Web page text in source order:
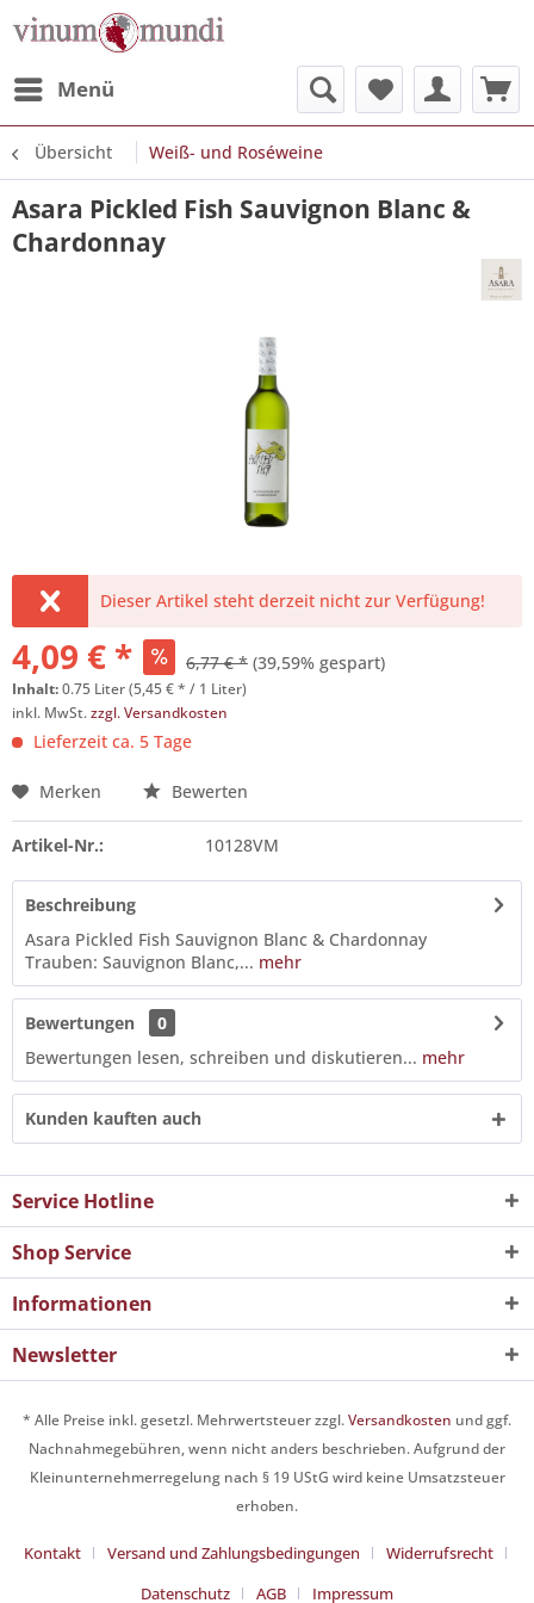
Menü
Übersicht Weiß- und Roséweine
Asara Pickled Fish Sauvignon Blanc &
Chardonnay
Dieser Artikel steht derzeit nicht zur Verfügung!
4,09 € * 6,77 € * (39,59% gespart)
Inhalt:0.75 Liter (5,45 € * / 1 Liter)
inkl. MwSt.zzgl. Versandkosten
Lieferzeit ca. 5 Tage
Merken Bewerten
Artikel-Nr.: 10128VM
Beschreibung
Asara Pickled Fish Sauvignon Blanc & Chardonnay
Trauben: Sauvignon Blanc,... mehr
Bewertungen
0
Bewertungen lesen, schreiben und diskutieren... mehr
Kunden kauften auch
Service Hotline
Shop Service
Informationen
Newsletter
* Alle Preise inkl. gesetzl. Mehrwertsteuer zzgl.Versandkosten und ggf.
Nachnahmegebühren, wenn nicht anders beschrieben. Aufgrund der
Kleinunternehmerregelung nach § 19 UStG wird keine Umsatzsteuer
erhoben.
Kontakt Versand und Zahlungsbedingungen
Widerrufsrecht
Datenschutz
AGB Impressum